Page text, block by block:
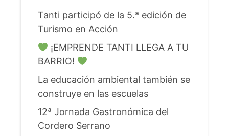
Tanti participó de la 5.ª edición de
Turismo en Acción
¡EMPRENDE TANTI LLEGA A TU
BARRIO!
La educación ambiental también se
construye en las escuelas
12ª Jornada Gastronómica del
Cordero Serrano